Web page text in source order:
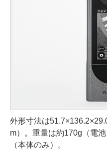
外形寸法は
m）。重量は約170g（電
（本体のみ）。